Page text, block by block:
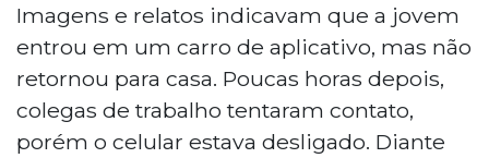
Imagens e relatos indicavam que a jovem
entrou em um carro de aplicativo, mas não
retornou para casa. Poucas horas depois,
colegas de trabalho tentaram contato,
porém o celular estava desligado. Diante